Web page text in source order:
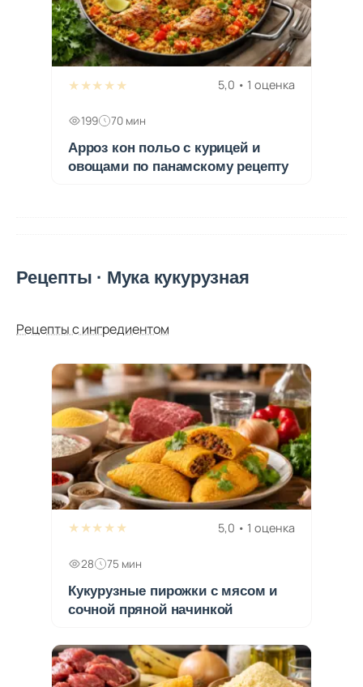
★★★★★ 5,0 • 1 оценка
199 70 мин
Арроз кон польо с курицей и
овощами по панамскому рецепту
Рецепты · Мука кукурузная
Рецепты с ингредиентом
★★★★★ 5,0 • 1 оценка
28 75 мин
Кукурузные пирожки с мясом и
сочной пряной начинкой